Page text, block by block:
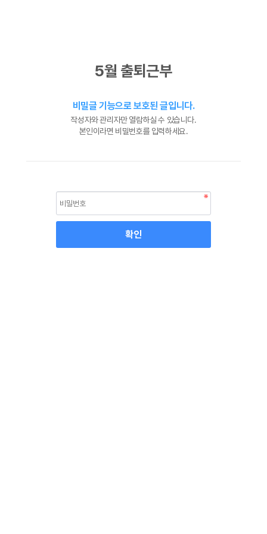
5월 출퇴근부
비밀글 기능으로 보호된 글입니다.
작성자와 관리자만 열람하실 수 있습니다.
본인이라면 비밀번호를 입력하세요.